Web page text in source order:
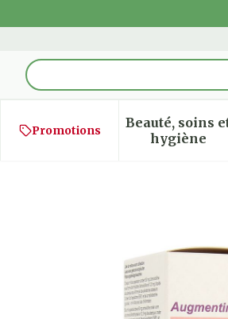
Rechercher
Promotions
Beauté, soins
hygiène
Augmentin